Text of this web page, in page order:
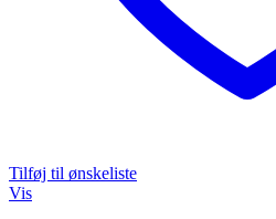
Tilføj til ønskeliste
Vis